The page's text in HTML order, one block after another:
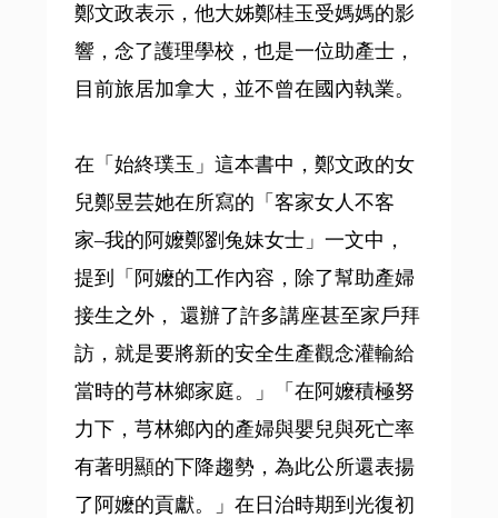
鄭文政表示，他大姊鄭桂玉受媽媽的影
響，念了護理學校，也是一位助產士，
目前旅居加拿大，並不曾在國內執業。
在「始終璞玉」這本書中，鄭文政的女
兒鄭昱芸她在所寫的「客家女人不客
家–我的阿嬤鄭劉兔妹女士」一文中，
提到「阿嬤的工作內容，除了幫助產婦
接生之外， 還辦了許多講座甚至家戶拜
訪，就是要將新的安全生產觀念灌輸給
當時的芎林鄉家庭。」「在阿嬤積極努
力下，芎林鄉內的產婦與嬰兒與死亡率
有著明顯的下降趨勢，為此公所還表揚
了阿嬤的貢獻。」在日治時期到光復初